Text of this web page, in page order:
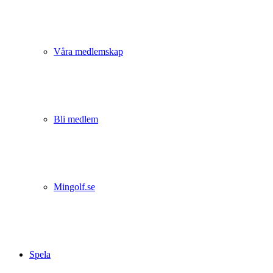
Våra medlemskap
Bli medlem
Mingolf.se
Spela